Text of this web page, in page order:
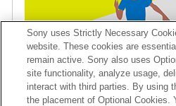
Sony uses Strictly Necessary
website. These cookies are
remain active. Sony also uses
site functionality, analyze usage,
interact with third parties. By using
the placement of Optional Cookies.